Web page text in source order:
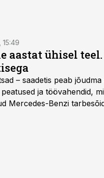
15:49
aastat ühisel
– saadetis peab
ja töövahendid,
Mercedes-Benzi